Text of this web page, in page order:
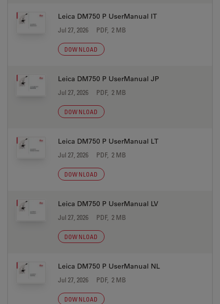
Leica DM750 P UserManual IT
Jul 27, 2026 PDF, 2 MB
DOWNLOAD
Leica DM750 P UserManual JP
Jul 27, 2026 PDF, 2 MB
DOWNLOAD
Leica DM750 P UserManual LT
Jul 27, 2026 PDF, 2 MB
DOWNLOAD
Leica DM750 P UserManual LV
Jul 27, 2026 PDF, 2 MB
DOWNLOAD
Leica DM750 P UserManual NL
Jul 27, 2026 PDF, 2 MB
DOWNLOAD